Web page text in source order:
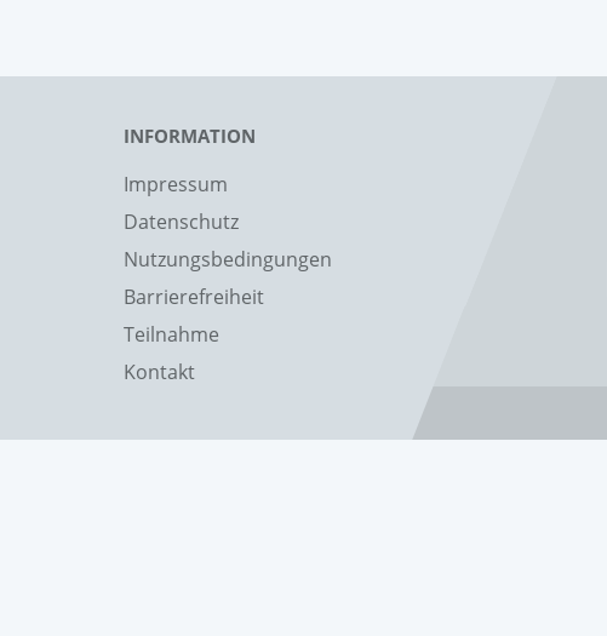
INFORMATION
Impressum
Datenschutz
Nutzungsbedingungen
Barrierefreiheit
Teilnahme
Kontakt